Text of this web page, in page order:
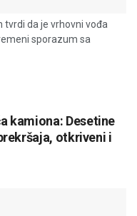
tvrdi da je vrhovni vođa
sporazum sa
kamiona: Desetine
otkriveni i